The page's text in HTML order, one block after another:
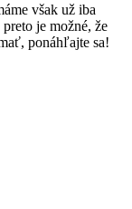
však už iba
je možné, že
ponáhľajte sa!